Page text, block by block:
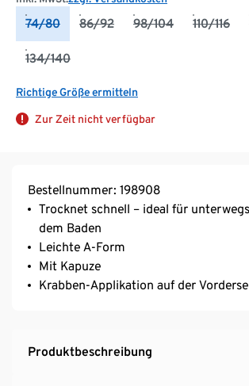
74/80 86/92 98/104 110/116
134/140
Richtige Größe ermitteln
Zur Zeit nicht verfügbar
Bestellnummer: 198908
Trocknet schnell – ideal für
dem Baden
Leichte A-Form
Mit Kapuze
Krabben-Applikation auf der
Produktbeschreibung